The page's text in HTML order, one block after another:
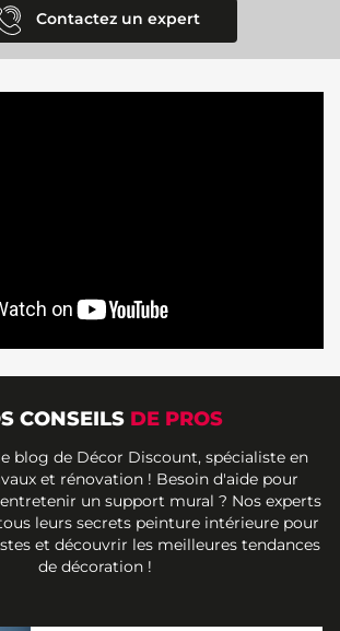
Contactez un expert
CONSEILS DE PROS
blog de Décor Discount, spécialiste en
et rénovation ! Besoin d'aide pour
un support mural ? Nos experts
leurs secrets peinture intérieure pour
et découvrir les meilleures tendances
de décoration !